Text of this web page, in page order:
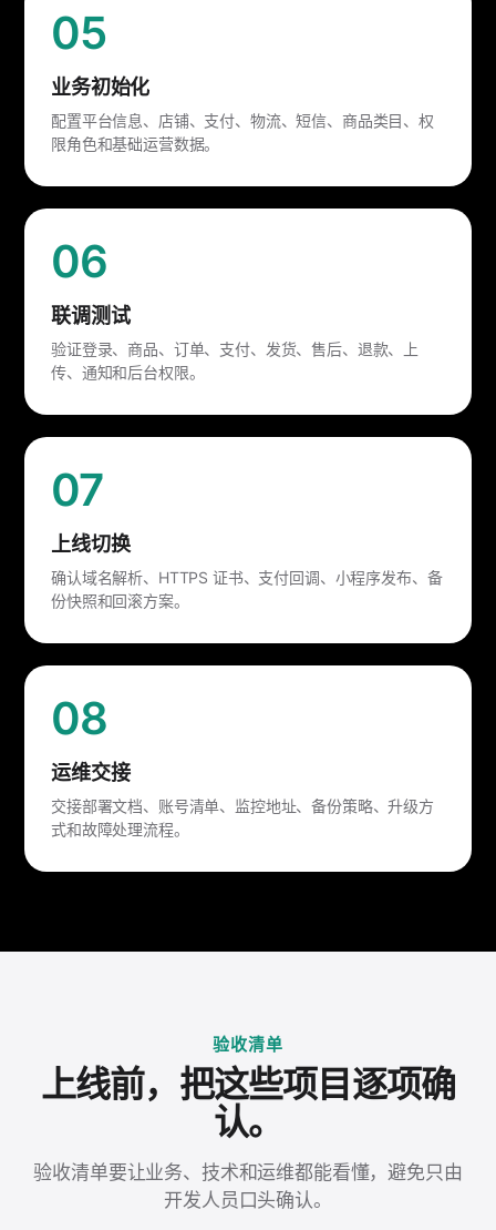
05
业务初始化
配置平台信息、店铺、支付、物流、短信、商品类目、权
限角色和基础运营数据。
06
联调测试
验证登录、商品、订单、支付、发货、售后、退款、上
传、通知和后台权限。
07
上线切换
确认域名解析、HTTPS 证书、支付回调、小程序发布、备
份快照和回滚方案。
08
运维交接
交接部署文档、账号清单、监控地址、备份策略、升级方
式和故障处理流程。
验收清单
上线前，把这些项目逐项确
认。
验收清单要让业务、技术和运维都能看懂，避免只由
开发人员口头确认。